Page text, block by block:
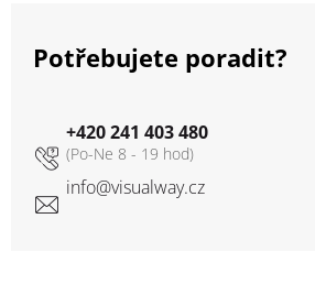
Potřebujete poradit?
info@visualway.cz
+420 241 403 480